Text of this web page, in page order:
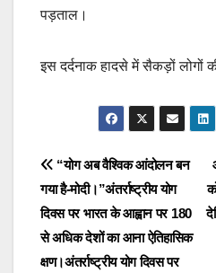
पड़ताल।
इस दर्दनाक हादसे में सैकड़ों लोगों
Post
navigation
“योग अब वैश्विक आंदोलन बन
गया है-मोदी।”अंतर्राष्ट्रीय योग
दिवस पर भारत के आह्वान पर 180
से अधिक देशों का आना ऐतिहासिक
क्षण।अंतर्राष्ट्रीय योग दिवस पर